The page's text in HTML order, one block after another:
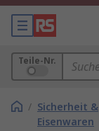
Teile-Nr.
/ Sicherheit &
Eisenwaren